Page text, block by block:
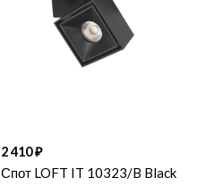
2 410
Спот LOFT IT 10323/B Black